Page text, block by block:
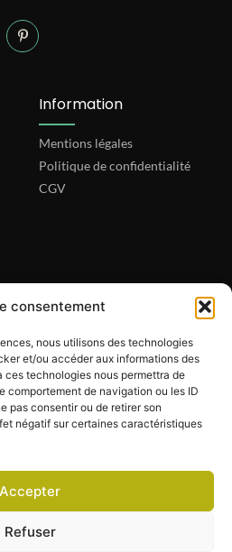
consentement
nous utilisons des technologies
et/ou accéder aux informations des
ces technologies nous permettra de
comportement de navigation ou les ID
pas consentir ou de retirer son
négatif sur certaines caractéristiques
Accepter
Refuser
Information
Mentions légales
Politique de confidentialité
CGV